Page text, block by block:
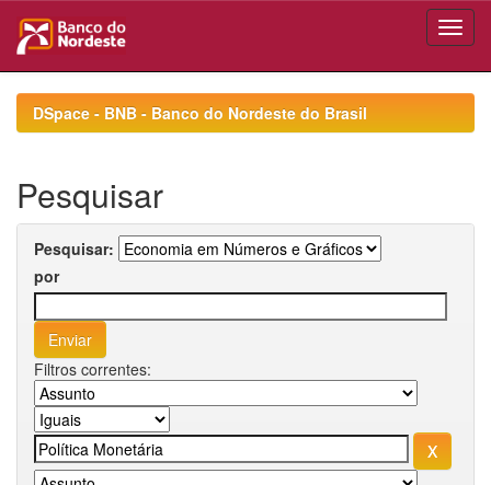
navigationDSpace - BNB - Banco do Nordeste do Brasil
Pesquisar
Pesquisar:
por
Filtros correntes: